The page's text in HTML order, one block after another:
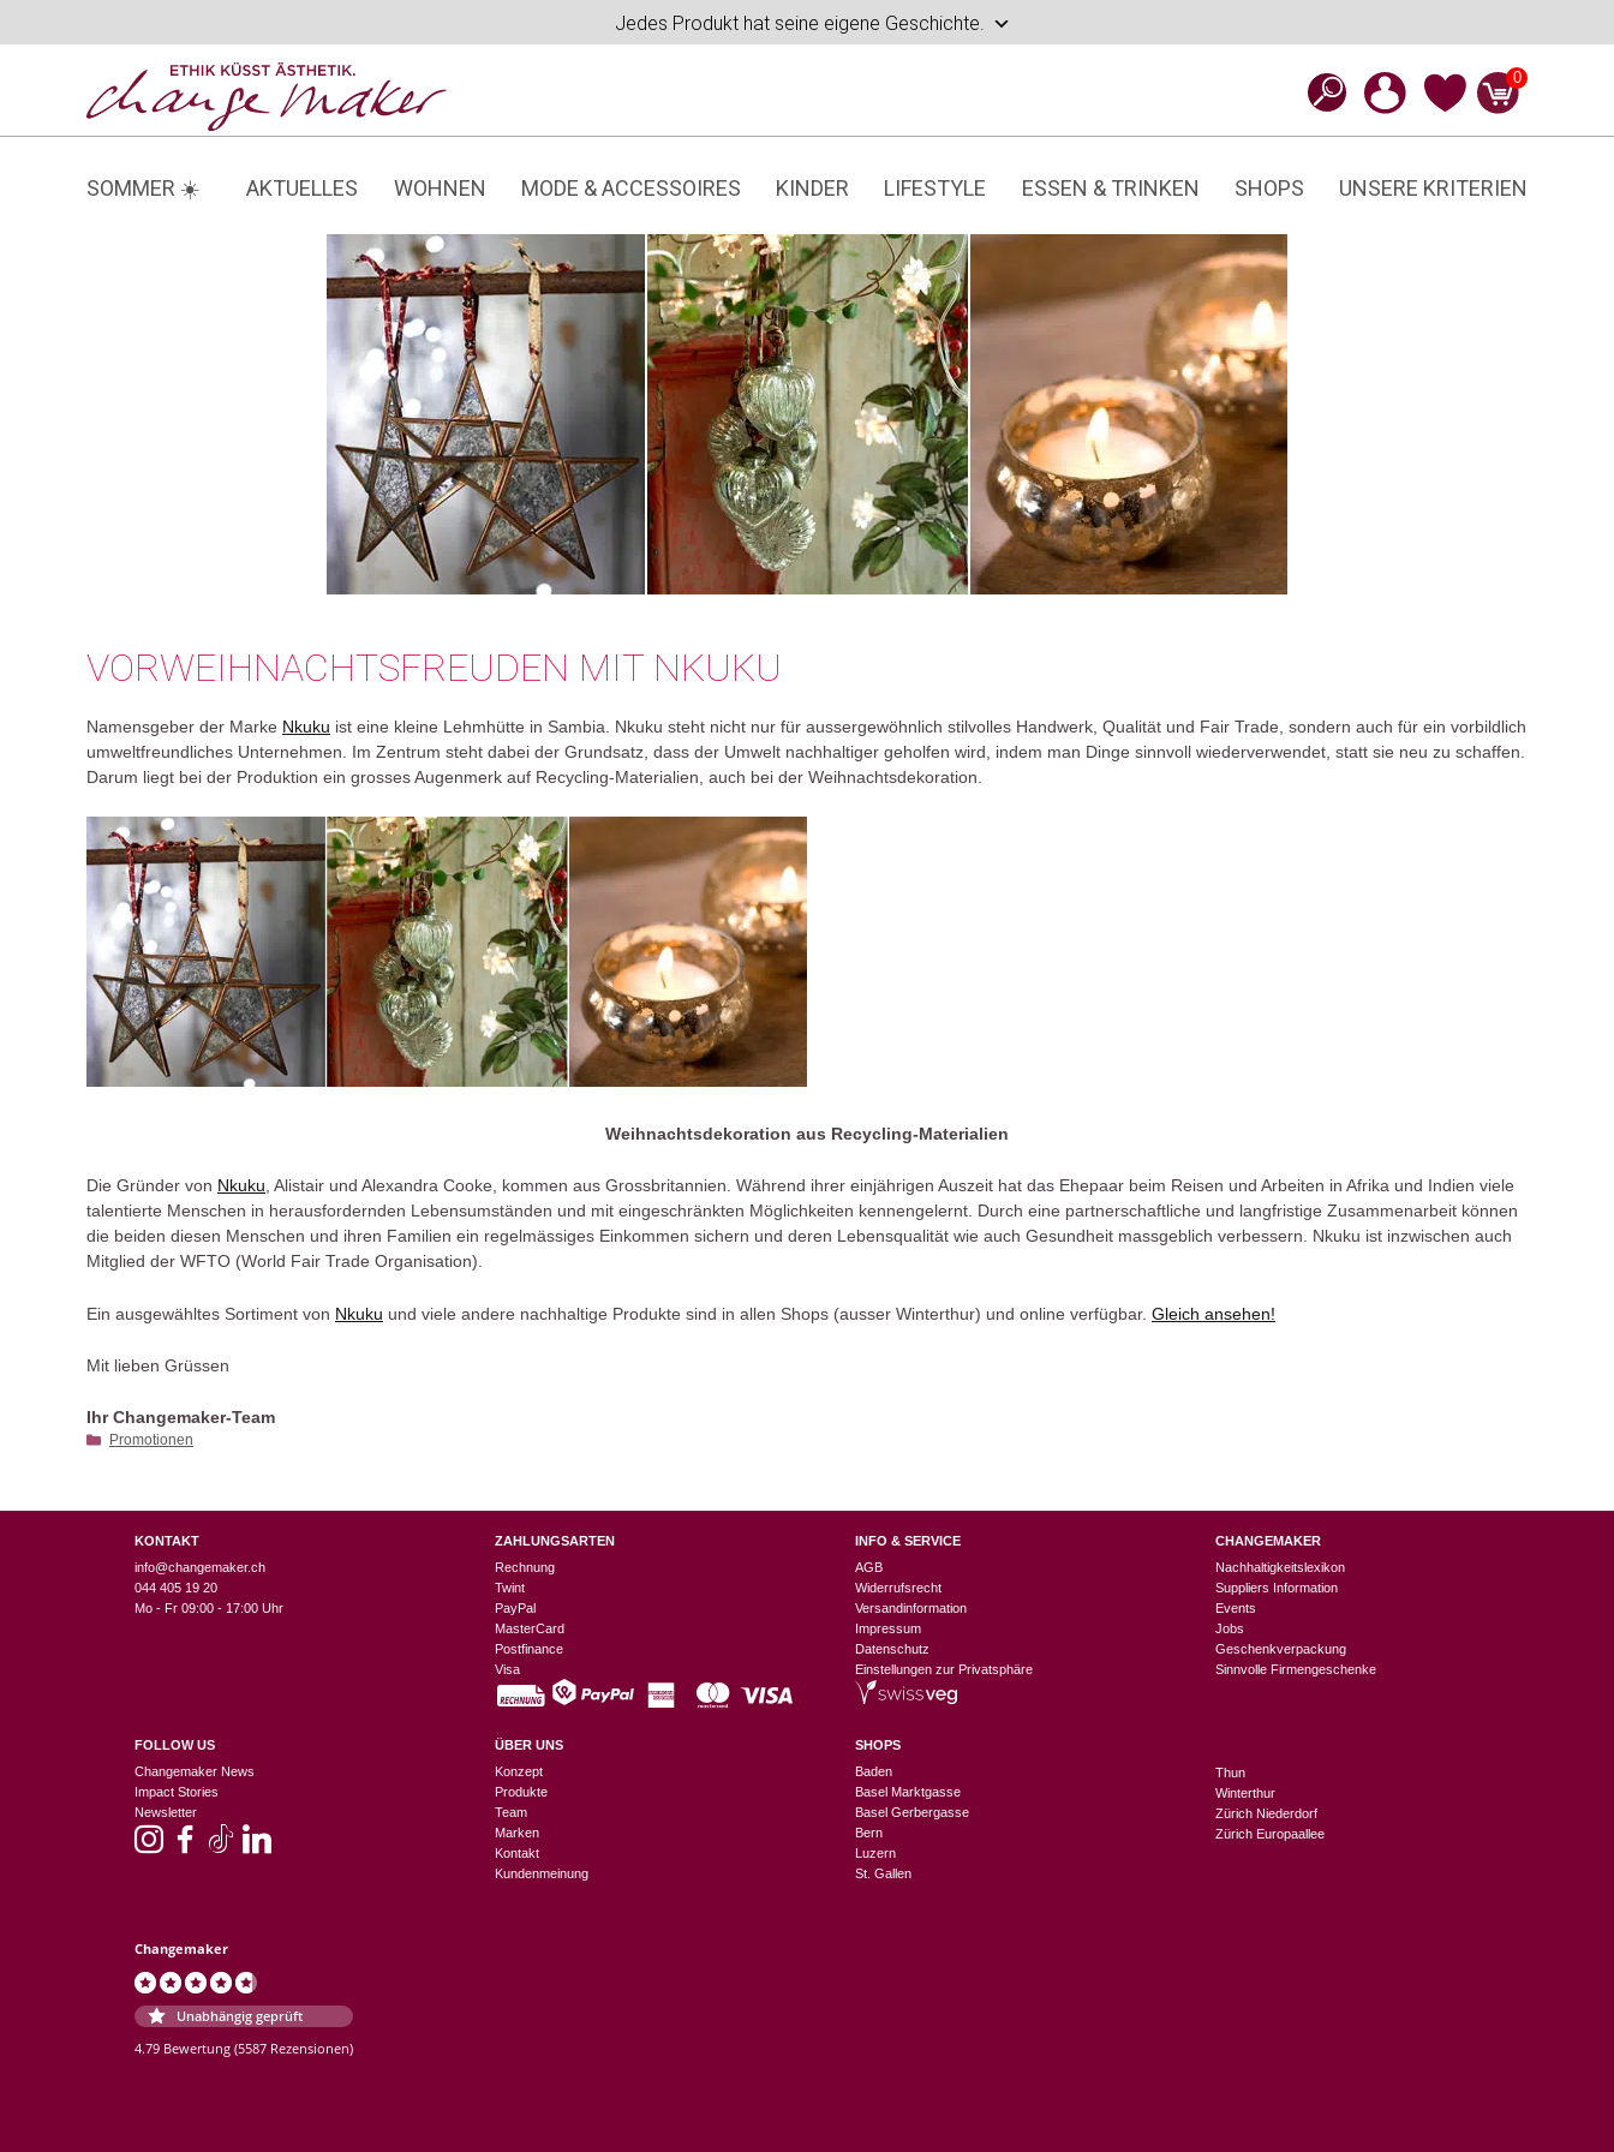
Jedes Produkt hat seine eigene Geschichte.
0
SOMMER ☀️ AKTUELLES WOHNEN MODE & ACCESSOIRES KINDER LIFESTYLE ESSEN & TRINKEN SHOPS UNSERE KRITERIEN
VORWEIHNACHTSFREUDEN MIT NKUKU
Namensgeber der Marke Nkuku ist eine kleine Lehmhütte in Sambia. Nkuku steht nicht nur für aussergewöhnlich stilvolles Handwerk, Qualität und Fair Trade, sondern auch für ein vorbildlich
umweltfreundliches Unternehmen. Im Zentrum steht dabei der Grundsatz, dass der Umwelt nachhaltiger geholfen wird, indem man Dinge sinnvoll wiederverwendet, statt sie neu zu schaffen.
Darum liegt bei der Produktion ein grosses Augenmerk auf Recycling-Materialien, auch bei der Weihnachtsdekoration.
Weihnachtsdekoration aus Recycling-Materialien
Die Gründer von Nkuku , Alistair und Alexandra Cooke, kommen aus Grossbritannien. Während ihrer einjährigen Auszeit hat das Ehepaar beim Reisen und Arbeiten in Afrika und Indien viele
talentierte Menschen in herausfordernden Lebensumständen und mit eingeschränkten Möglichkeiten kennengelernt. Durch eine partnerschaftliche und langfristige Zusammenarbeit können
die beiden diesen Menschen und ihren Familien ein regelmässiges Einkommen sichern und deren Lebensqualität wie auch Gesundheit massgeblich verbessern. Nkuku ist inzwischen auch
Mitglied der WFTO (World Fair Trade Organisation).
Ein ausgewähltes Sortiment von Nkuku und viele andere nachhaltige Produkte sind in allen Shops (ausser Winterthur) und online verfügbar. Gleich ansehen!
Mit lieben Grüssen
Ihr Changemaker-Team
Kategorien
Promotionen
KONTAKT
info@changemaker.ch
044 405 19 20
Mo - Fr 09:00 - 17:00 Uhr
FOLLOW US
Changemaker News
Impact Stories
Newsletter
Changemaker
Unabhängig geprüft
4.79 Bewertung (5587 Rezensionen)
ZAHLUNGSARTEN
Rechnung
Twint
PayPal
MasterCard
Postfinance
Visa
ÜBER UNS
Konzept
Produkte
Team
Marken
Kontakt
Kundenmeinung
INFO & SERVICE
AGB
Widerrufsrecht
Versandinformation
Impressum
Datenschutz
Einstellungen zur Privatsphäre
SHOPS
Baden
Basel Marktgasse
Basel Gerbergasse
Bern
Luzern
St. Gallen
CHANGEMAKER
Nachhaltigkeitslexikon
Suppliers Information
Events
Jobs
Geschenkverpackung
Sinnvolle Firmengeschenke
Thun
Winterthur
Zürich Niederdorf
Zürich Europaallee